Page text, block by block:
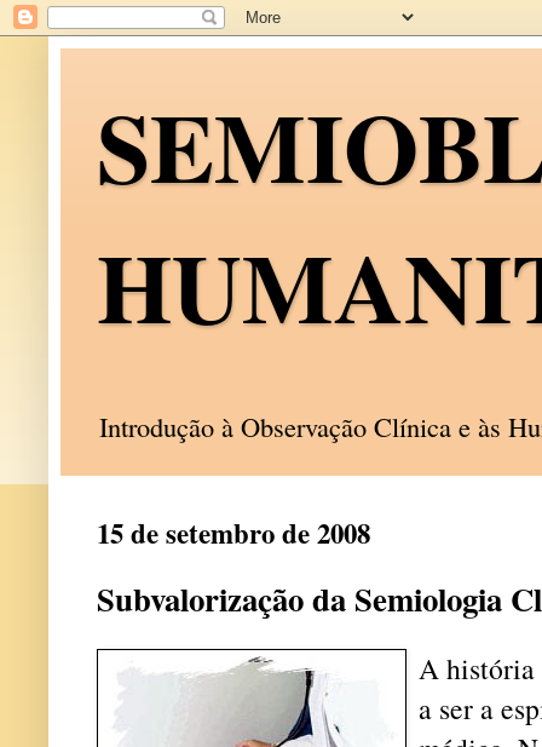
Introdução à Observação Clínica e às
15 de setembro de 2008
Subvalorização da Semiologia
A história
a ser a